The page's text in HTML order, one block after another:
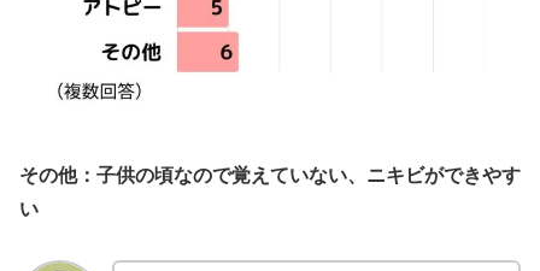
その他：子供の頃なので覚えていない、ニキビができやす
い